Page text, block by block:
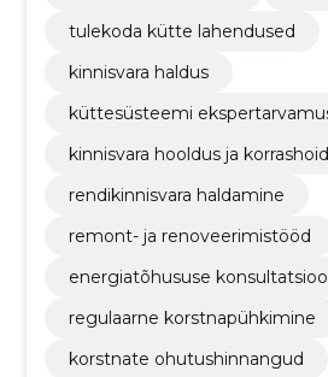
tulekoda kütte lahendused
kinnisvara haldus
küttesüsteemi
kinnisvara hooldus ja korrashoid
rendikinnisvara haldamine
remont- ja renoveerimistööd
energiatõhususe
regulaarne korstnapühkimine
korstnate ohutushinnangud